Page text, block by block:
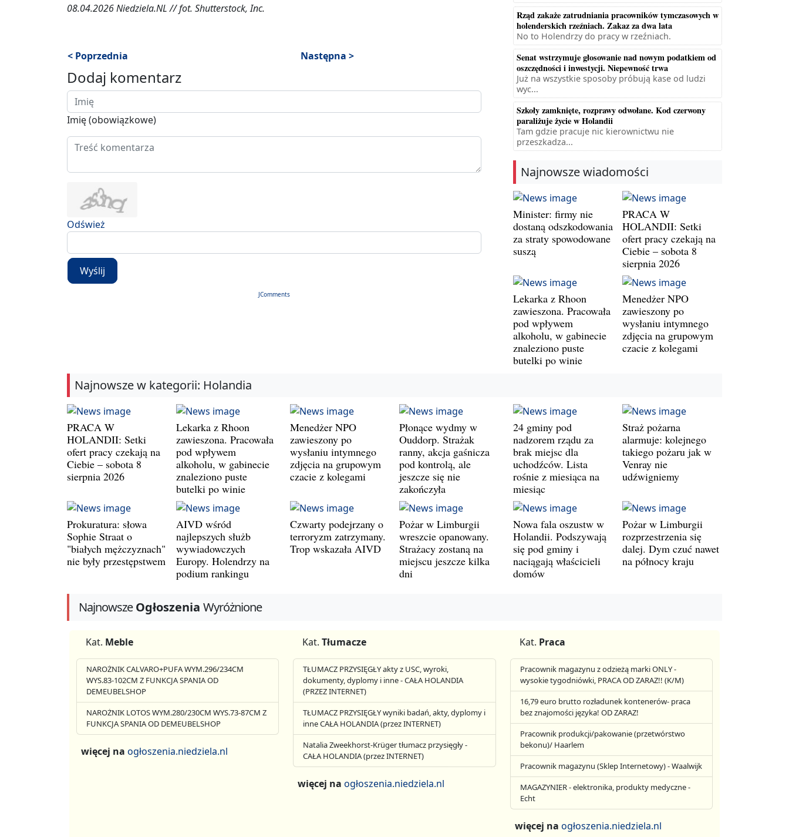
08.04.2026 Niedziela.NL // fot. Shutterstock, Inc.
< Poprzednia Następna >
Dodaj komentarz
Imię (obowiązkowe)
Odśwież
Wyślij
JComments
Rząd zakaże zatrudniania pracowników tymczasowych w
holenderskich rzeźniach. Zakaz za dwa lata
No to Holendrzy do pracy w rzeźniach.
Senat wstrzymuje głosowanie nad nowym podatkiem od
oszczędności i inwestycji. Niepewność trwa
Już na wszystkie sposoby próbują kase od ludzi
wyc...
Szkoły zamknięte, rozprawy odwołane. Kod czerwony
paraliżuje życie w Holandii
Tam gdzie pracuje nic kierownictwu nie
przeszkadza...
Najnowsze wiadomości
Minister: firmy nie
dostaną odszkodowania
za straty spowodowane
suszą
PRACA W
HOLANDII: Setki
ofert pracy czekają na
Ciebie – sobota 8
sierpnia 2026
Lekarka z Rhoon
zawieszona. Pracowała
pod wpływem
alkoholu, w gabinecie
znaleziono puste
butelki po winie
Menedżer NPO
zawieszony po
wysłaniu intymnego
zdjęcia na grupowym
czacie z kolegami
Najnowsze w kategorii: Holandia
PRACA W
HOLANDII: Setki
ofert pracy czekają na
Ciebie – sobota 8
sierpnia 2026
Lekarka z Rhoon
zawieszona. Pracowała
pod wpływem
alkoholu, w gabinecie
znaleziono puste
butelki po winie
Menedżer NPO
zawieszony po
wysłaniu intymnego
zdjęcia na grupowym
czacie z kolegami
Płonące wydmy w
Ouddorp. Strażak
ranny, akcja gaśnicza
pod kontrolą, ale
jeszcze się nie
zakończyła
24 gminy pod
nadzorem rządu za
brak miejsc dla
uchodźców. Lista
rośnie z miesiąca na
miesiąc
Straż pożarna
alarmuje: kolejnego
takiego pożaru jak w
Venray nie
udźwigniemy
Prokuratura: słowa
Sophie Straat o
"białych mężczyznach"
nie były przestępstwem
AIVD wśród
najlepszych służb
wywiadowczych
Europy. Holendrzy na
podium rankingu
Czwarty podejrzany o
terroryzm zatrzymany.
Trop wskazała AIVD
Pożar w Limburgii
wreszcie opanowany.
Strażacy zostaną na
miejscu jeszcze kilka
dni
Nowa fala oszustw w
Holandii. Podszywają
się pod gminy i
naciągają właścicieli
domów
Pożar w Limburgii
rozprzestrzenia się
dalej. Dym czuć nawet
na północy kraju
NajnowszeOgłoszenia Wyróżnione
Kat. Meble
NAROŻNIK CALVARO+PUFA WYM.296/234CM
WYS.83-102CM Z FUNKCJA SPANIA OD
DEMEUBELSHOP
NAROŻNIK LOTOS WYM.280/230CM WYS.73-87CM Z
FUNKCJA SPANIA OD DEMEUBELSHOP
więcej na ogłoszenia.niedziela.nl
Kat. Tłumacze
TŁUMACZ PRZYSIĘGŁY akty z USC, wyroki,
dokumenty, dyplomy i inne - CAŁA HOLANDIA
(PRZEZ INTERNET)
TŁUMACZ PRZYSIĘGŁY wyniki badań, akty, dyplomy i
inne CAŁA HOLANDIA (przez INTERNET)
Natalia Zweekhorst-Krüger tłumacz przysięgły -
CAŁA HOLANDIA (przez INTERNET)
więcej naogłoszenia.niedziela.nl
Kat. Praca
Pracownik magazynu z odzieżą marki ONLY -
wysokie tygodniówki, PRACA OD ZARAZ!! (K/M)
16,79 euro brutto rozładunek kontenerów- praca
bez znajomości języka! OD ZARAZ!
Pracownik produkcji/pakowanie (przetwórstwo
bekonu)/ Haarlem
Pracownik magazynu (Sklep Internetowy) - Waalwijk
MAGAZYNIER - elektronika, produkty medyczne -
Echt
więcej na ogłoszenia.niedziela.nl